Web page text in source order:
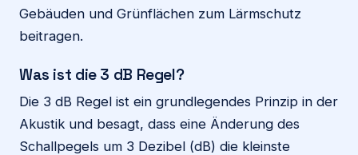
Gebäuden und Grünflächen zum Lärmschutz
beitragen.
Was ist die 3 dB Regel?
Die 3 dB Regel ist ein grundlegendes Prinzip in der
Akustik und besagt, dass eine Änderung des
Schallpegels um 3 Dezibel (dB) die kleinste